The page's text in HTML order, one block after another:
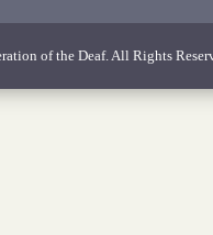
of the Deaf. All Rights